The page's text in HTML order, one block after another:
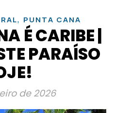
, PUNTA CANA
É CARIBE |
PARAÍSO
de 2026